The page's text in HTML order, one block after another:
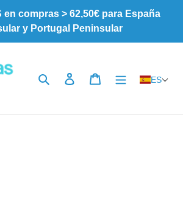
en compras > 62,50€ para España
y Portugal Peninsular
Buscar Ingresar Carrito ES